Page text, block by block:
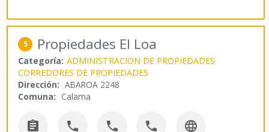
5 Propiedades El Loa
Categoría: ADMINISTRACION DE PROPIEDADES
CORREDORES DE PROPIEDADES
Dirección: ABAROA 2248
Comuna: Calama
    